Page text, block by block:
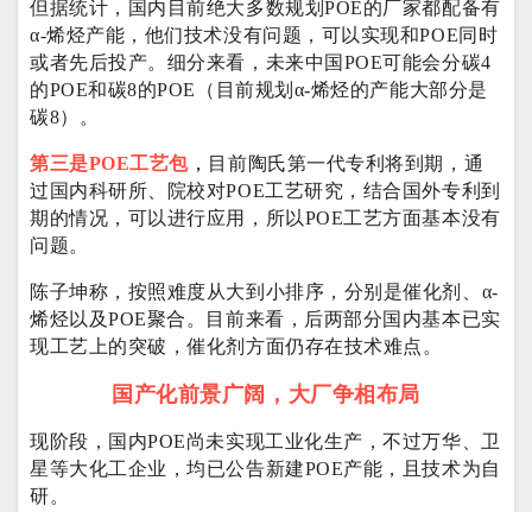
但据统计，国内目前绝大多数规划POE的厂家都配备有
α-烯烃产能，他们技术没有问题，可以实现和POE同时
或者先后投产。细分来看，未来中国POE可能会分碳4
的POE和碳8的POE（目前规划α-烯烃的产能大部分是
碳8）。
第三是POE工艺包， 目前陶氏第一代专利将到期，通
过国内科研所、院校对POE工艺研究，结合国外专利到
期的情况，可以进行应用，所以POE工艺方面基本没有
问题。
陈子坤称，按照难度从大到小排序，分别是催化剂、α-
烯烃以及POE聚合。目前来看，后两部分国内基本已实
现工艺上的突破，催化剂方面仍存在技术难点。
国产化前景广阔，大厂争相布局
现阶段，国内POE尚未实现工业化生产，不过万华、卫
星等大化工企业，均已公告新建POE产能，且技术为自
研。